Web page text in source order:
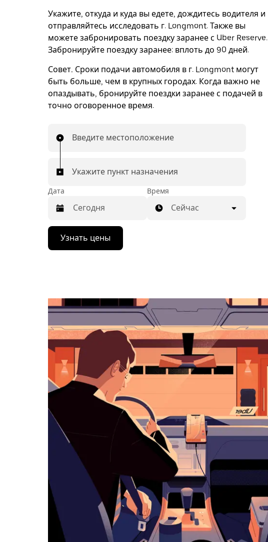
Укажите, откуда и куда вы едете, дождитесь водителя и
отправляйтесь исследовать г. Longmont. Также вы
можете забронировать поездку заранее с Uber Reserve.
Забронируйте поездку заранее: вплоть до 90 дней.
Совет. Сроки подачи автомобиля в г. Longmont могут
быть больше, чем в крупных городах. Когда важно не
опаздывать, бронируйте поездки заранее с подачей в
точно оговоренное время.
Введите местоположение
Укажите пункт назначения
Дата
Нажмите
стрелку
вниз,
выбрать
дату.
закрыть
календарь,
нажмите
Esc.
Время
Сейчас
Узнать цены